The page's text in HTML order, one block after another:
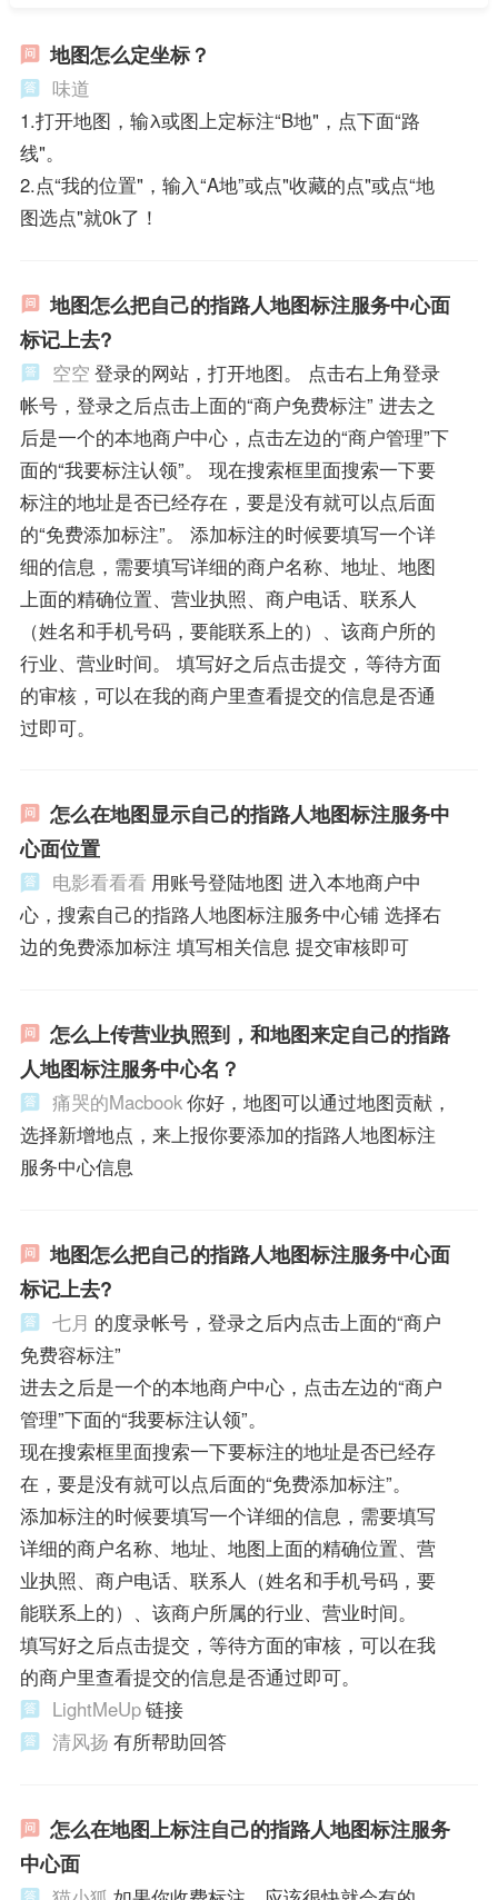
地图怎么定坐标？
味道
1.打开地图，输λ或图上定标注“B地"，点下面“路
线"。
2.点“我的位置"，输入“A地”或点"收藏的点"或点“地
图选点"就0k了！
地图怎么把自己的指路人地图标注服务中心面
标记上去?
空空 登录的网站，打开地图。 点击右上角登录
帐号，登录之后点击上面的“商户免费标注” 进去之
后是一个的本地商户中心，点击左边的“商户管理”下
面的“我要标注认领”。 现在搜索框里面搜索一下要
标注的地址是否已经存在，要是没有就可以点后面
的“免费添加标注”。 添加标注的时候要填写一个详
细的信息，需要填写详细的商户名称、地址、地图
上面的精确位置、营业执照、商户电话、联系人
（姓名和手机号码，要能联系上的）、该商户所的
行业、营业时间。 填写好之后点击提交，等待方面
的审核，可以在我的商户里查看提交的信息是否通
过即可。
怎么在地图显示自己的指路人地图标注服务中
心面位置
电影看看看 用账号登陆地图 进入本地商户中
心，搜索自己的指路人地图标注服务中心铺 选择右
边的免费添加标注 填写相关信息 提交审核即可
怎么上传营业执照到，和地图来定自己的指路
人地图标注服务中心名？
痛哭的Macbook你好，地图可以通过地图贡献，
选择新增地点，来上报你要添加的指路人地图标注
服务中心信息
地图怎么把自己的指路人地图标注服务中心面
标记上去?
七月 的度录帐号，登录之后内点击上面的“商户
免费容标注”
进去之后是一个的本地商户中心，点击左边的“商户
管理”下面的“我要标注认领”。
现在搜索框里面搜索一下要标注的地址是否已经存
在，要是没有就可以点后面的“免费添加标注”。
添加标注的时候要填写一个详细的信息，需要填写
详细的商户名称、地址、地图上面的精确位置、营
业执照、商户电话、联系人（姓名和手机号码，要
能联系上的）、该商户所属的行业、营业时间。
填写好之后点击提交，等待方面的审核，可以在我
的商户里查看提交的信息是否通过即可。
LightMeUp链接
清风扬 有所帮助回答
怎么在地图上标注自己的指路人地图标注服务
中心面